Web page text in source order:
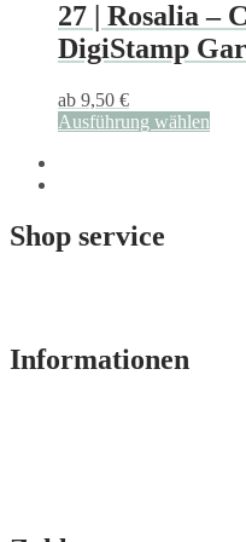
27 | Rosalia –
DigiStamp
ab 9,50 €
Ausführung wählen
Varianten
auf.
der
Shop service
Informationen